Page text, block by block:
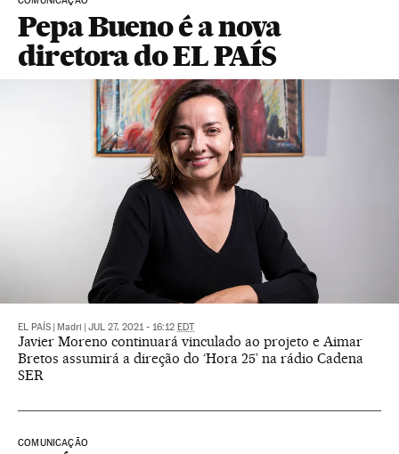
Pepa Bueno é a nova
diretora do EL PAÍS
EL PAÍS Madri JUL 27, 2021 - 16:12 EDT
Javier Moreno continuará vinculado ao projeto e Aimar
Bretos assumirá a direção do ‘Hora 25’ na rádio Cadena
SER
COMUNICAÇÃO